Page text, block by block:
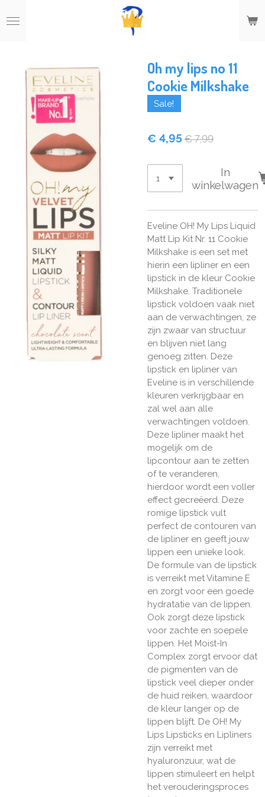
direct
Oh my lips no 11
Cookie Milkshake
Sale!
€ 4,95 € 7,99
In
winkelwagen
Eveline OH! My Lips Liquid
Matt Lip Kit Nr. 11 Cookie
Milkshake is een set met
hierin een lipliner en een
lipstick in de kleur Cookie
Milkshake. Traditionele
lipstick voldoen vaak niet
aan de verwachtingen, ze
zijn zwaar van structuur
en blijven niet lang
genoeg zitten. Deze
lipstick en lipliner van
Eveline is in verschillende
kleuren verkrijgbaar en
zal wel aan alle
verwachtingen voldoen.
Deze lipliner maakt het
mogelijk om de
lipcontour aan te zetten
of te veranderen,
hierdoor wordt een voller
effect gecreëerd. Deze
romige lipstick vult
perfect de contouren van
de lipliner en geeft jouw
lippen een unieke look.
De formule van de lipstick
is verreikt met Vitamine E
en zorgt voor een goede
hydratatie van de lippen.
Ook zorgt deze lipstick
voor zachte en soepele
lippen. Het Moist-In
Complex zorgt ervoor dat
de pigmenten van de
lipstick veel dieper onder
de huid reiken, waardoor
de kleur langer op de
lippen blijft. De OH! My
Lips Lipsticks en Lipliners
zijn verreikt met
hyaluronzuur, wat de
lippen stimuleert en helpt
het verouderingsproces